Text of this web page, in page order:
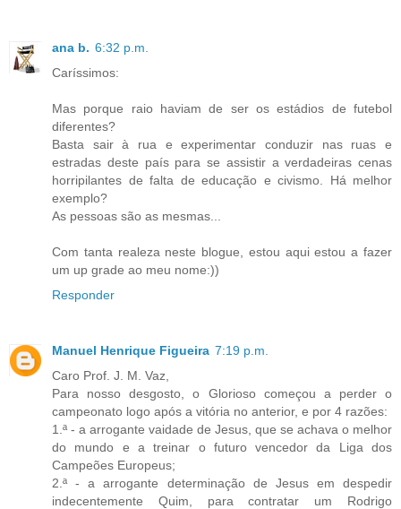
ana b. 6:32 p.m.
Caríssimos:
Mas porque raio haviam de ser os estádios de futebol
diferentes?
Basta sair à rua e experimentar conduzir nas ruas e
estradas deste país para se assistir a verdadeiras cenas
horripilantes de falta de educação e civismo. Há melhor
exemplo?
As pessoas são as mesmas...
Com tanta realeza neste blogue, estou aqui estou a fazer
um up grade ao meu nome:))
Responder
Manuel Henrique Figueira 7:19 p.m.
Caro Prof. J. M. Vaz,
Para nosso desgosto, o Glorioso começou a perder o
campeonato logo após a vitória no anterior, e por 4 razões:
1.ª - a arrogante vaidade de Jesus, que se achava o melhor
do mundo e a treinar o futuro vencedor da Liga dos
Campeões Europeus;
2.ª - a arrogante determinação de Jesus em despedir
indecentemente Quim, para contratar um Rodrigo